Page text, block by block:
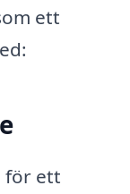
ett
för ett